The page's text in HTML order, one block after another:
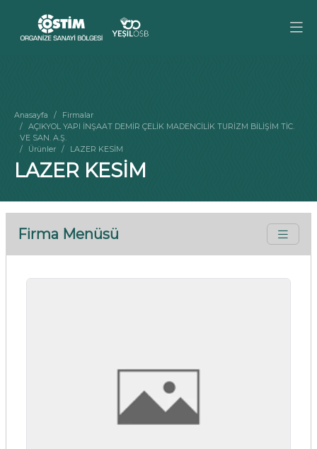
Anasayfa
Firmalar
AÇIKYOL YAPI İNŞAAT DEMİR ÇELİK MADENCİLİK TURİZM BİLİŞİM TİC.
VE SAN. A.Ş.
Ürünler
LAZER KESİM
LAZER KESİM
Firma Menüsü